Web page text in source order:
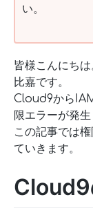
い。
皆様こんにち
比嘉です。
Cloud9から
限エラーが発生
この記事では
ていきます。